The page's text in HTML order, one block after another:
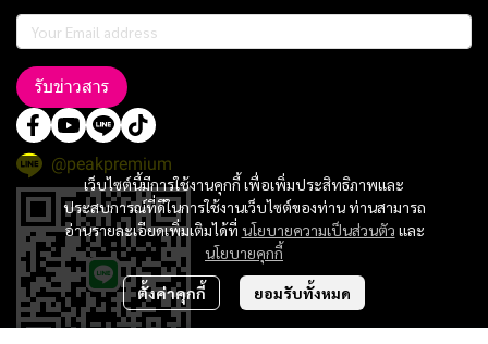
เว็บไซต์นี้มีการใช้งานคุกกี้ เพื่อเพิ่มประสิทธิภาพและ
ประสบการณ์ที่ดีในการใช้งานเว็บไซต์ของท่าน ท่านสามารถ
อ่านรายละเอียดเพิ่มเติมได้ที่ นโยบายความเป็นส่วนตัว และ
นโยบายคุกกี้
ตั้งค่าคุกกี้ ยอมรับทั้งหมด
รับข่าวสาร
@peakpremium